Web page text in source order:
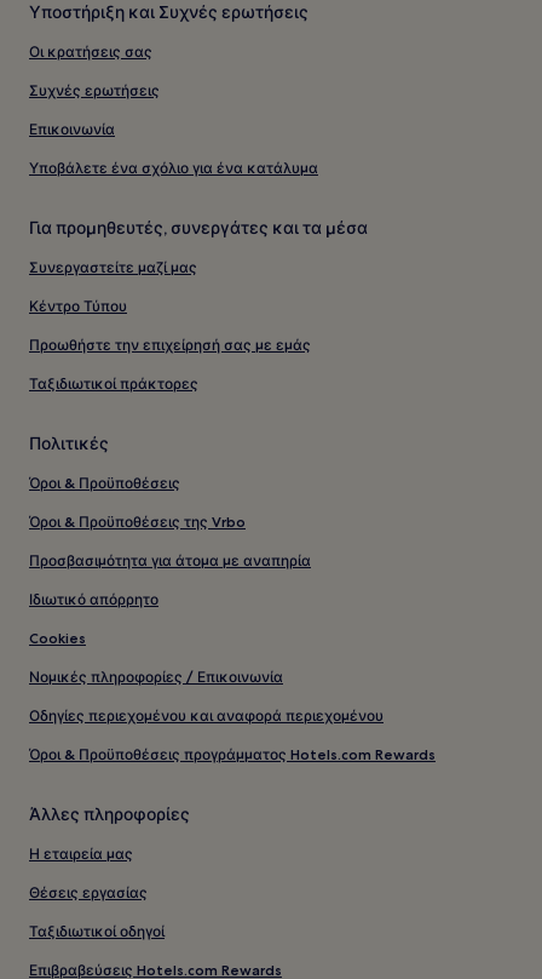
Υποστήριξη και Συχνές ερωτήσεις
Οι κρατήσεις σας
Συχνές ερωτήσεις
Επικοινωνία
Υποβάλετε ένα σχόλιο για ένα κατάλυμα
Για προμηθευτές, συνεργάτες και τα μέσα
Συνεργαστείτε μαζί μας
Κέντρο Τύπου
Προωθήστε την επιχείρησή σας με εμάς
Ταξιδιωτικοί πράκτορες
Πολιτικές
Όροι & Προϋποθέσεις
Όροι & Προϋποθέσεις της Vrbo
Προσβασιμότητα για άτομα με αναπηρία
Ιδιωτικό απόρρητο
Cookies
Νομικές πληροφορίες / Επικοινωνία
Οδηγίες περιεχομένου και αναφορά περιεχομένου
Όροι & Προϋποθέσεις προγράμματος Hotels.com Rewards
Άλλες πληροφορίες
Η εταιρεία μας
Θέσεις εργασίας
Ταξιδιωτικοί οδηγοί
Επιβραβεύσεις Hotels.com Rewards